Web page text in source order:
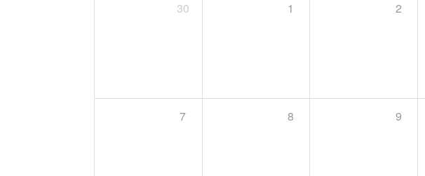
30
1 2
7 8 9